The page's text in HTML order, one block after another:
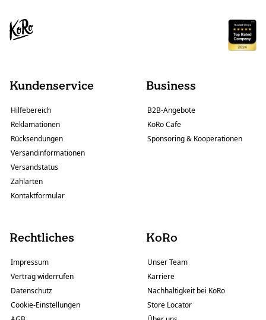
Kundenservice
Hilfebereich
Reklamationen
Rücksendungen
Versandinformationen
Versandstatus
Zahlarten
Kontaktformular
Business
B2B-Angebote
KoRo Cafe
Sponsoring & Kooperationen
Rechtliches
Impressum
Vertrag widerrufen
Datenschutz
Cookie-Einstellungen
KoRo
Unser Team
Karriere
Nachhaltigkeit bei KoRo
Store Locator